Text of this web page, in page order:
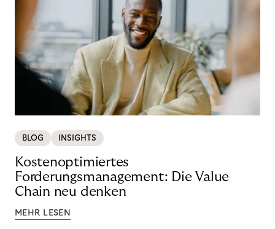
BLOG INSIGHTS
Kostenoptimiertes
Forderungsmanagement: Die Value
Chain neu denken
MEHR LESEN